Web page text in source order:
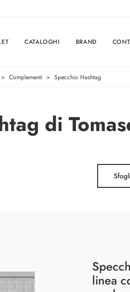
CATALOGHI BRAND
> Complementi > Specchio Hashtag
di
linea